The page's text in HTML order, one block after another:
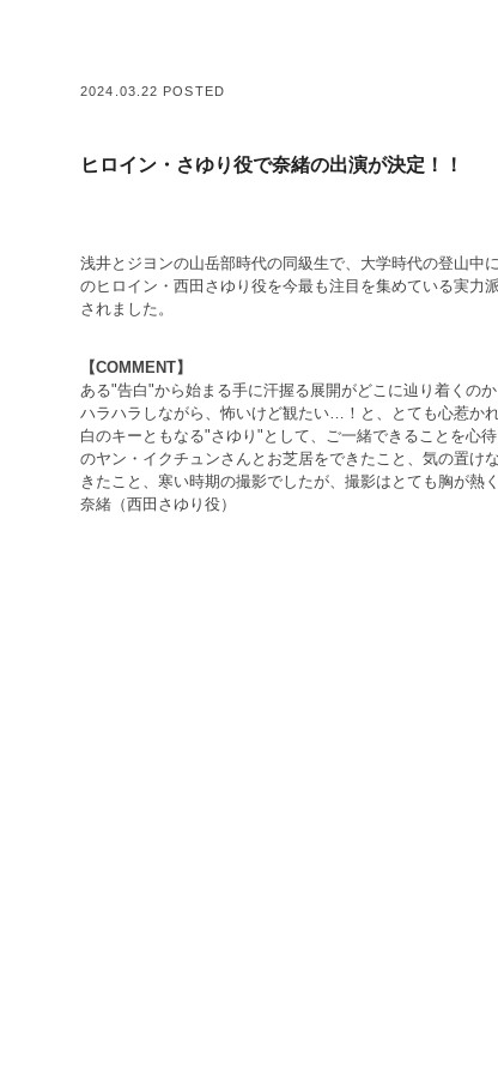
2024.03.22 POSTED
ヒロイン・さゆり役で奈緒の出演が決定！！
浅井とジヨンの山岳部時代の同級生で、大学時代の登山中
のヒロイン・西田さゆり役を今最も注目を集めている実力
されました。
【COMMENT】
ある"告白"から始まる手に汗握る展開がどこに辿り着くの
ハラハラしながら、怖いけど観たい…！と、とても心惹か
白のキーともなる"さゆり"として、ご一緒できることを心
のヤン・イクチュンさんとお芝居をできたこと、気の置け
きたこと、寒い時期の撮影でしたが、撮影はとても胸が熱
奈緒（西田さゆり役）